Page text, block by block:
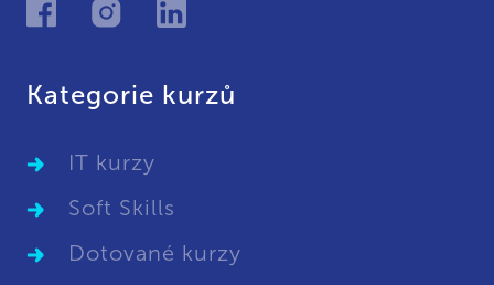
Kategorie kurzů
IT kurzy
Soft Skills
Dotované kurzy